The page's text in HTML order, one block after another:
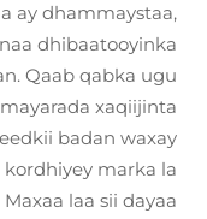
ay dhammaystaa,
dhibaatooyinka
Qaab qabka ugu
xaqiijinta
badan waxay
marka la
laa sii dayaa